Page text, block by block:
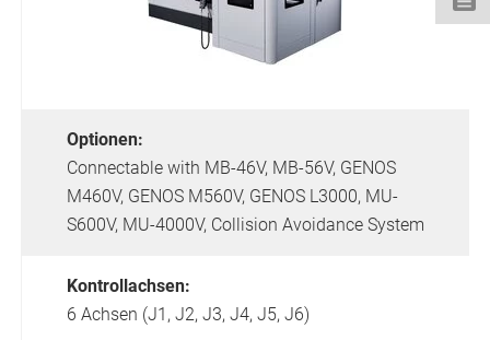
Optionen:
Connectable with MB-46V, MB-56V, GENOS
M460V, GENOS M560V, GENOS L3000, MU-
S600V, MU-4000V, Collision Avoidance System
Kontrollachsen:
6 Achsen (J1, J2, J3, J4, J5, J6)